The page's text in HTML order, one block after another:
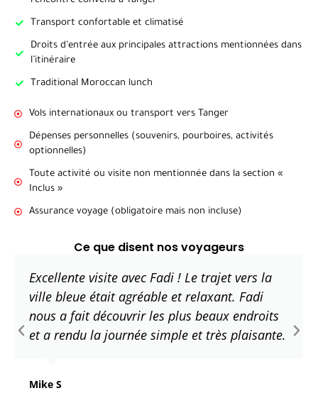
Transport confortable et climatisé
Droits d’entrée aux principales attractions mentionnées dans
l’itinéraire
Traditional Moroccan lunch
Vols internationaux ou transport vers Tanger
Dépenses personnelles (souvenirs, pourboires, activités
optionnelles)
Toute activité ou visite non mentionnée dans la section «
Inclus »
Assurance voyage (obligatoire mais non incluse)
Ce que disent nos voyageurs
Excellente visite avec Fadi ! Le trajet vers la
ville bleue était agréable et relaxant. Fadi
nous a fait découvrir les plus beaux endroits
et a rendu la journée simple et très plaisante.
Mike S